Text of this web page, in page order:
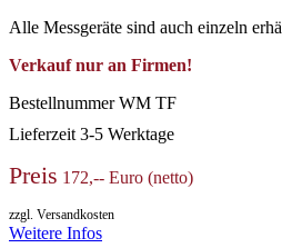
Alle Messgeräte sind auch einzeln
Verkauf nur an Firmen!
BestellnummerWM TF
Lieferzeit 3-5 Werktage
Preis 172,-- Euro (netto)
zzgl. Versandkosten
Weitere Infos